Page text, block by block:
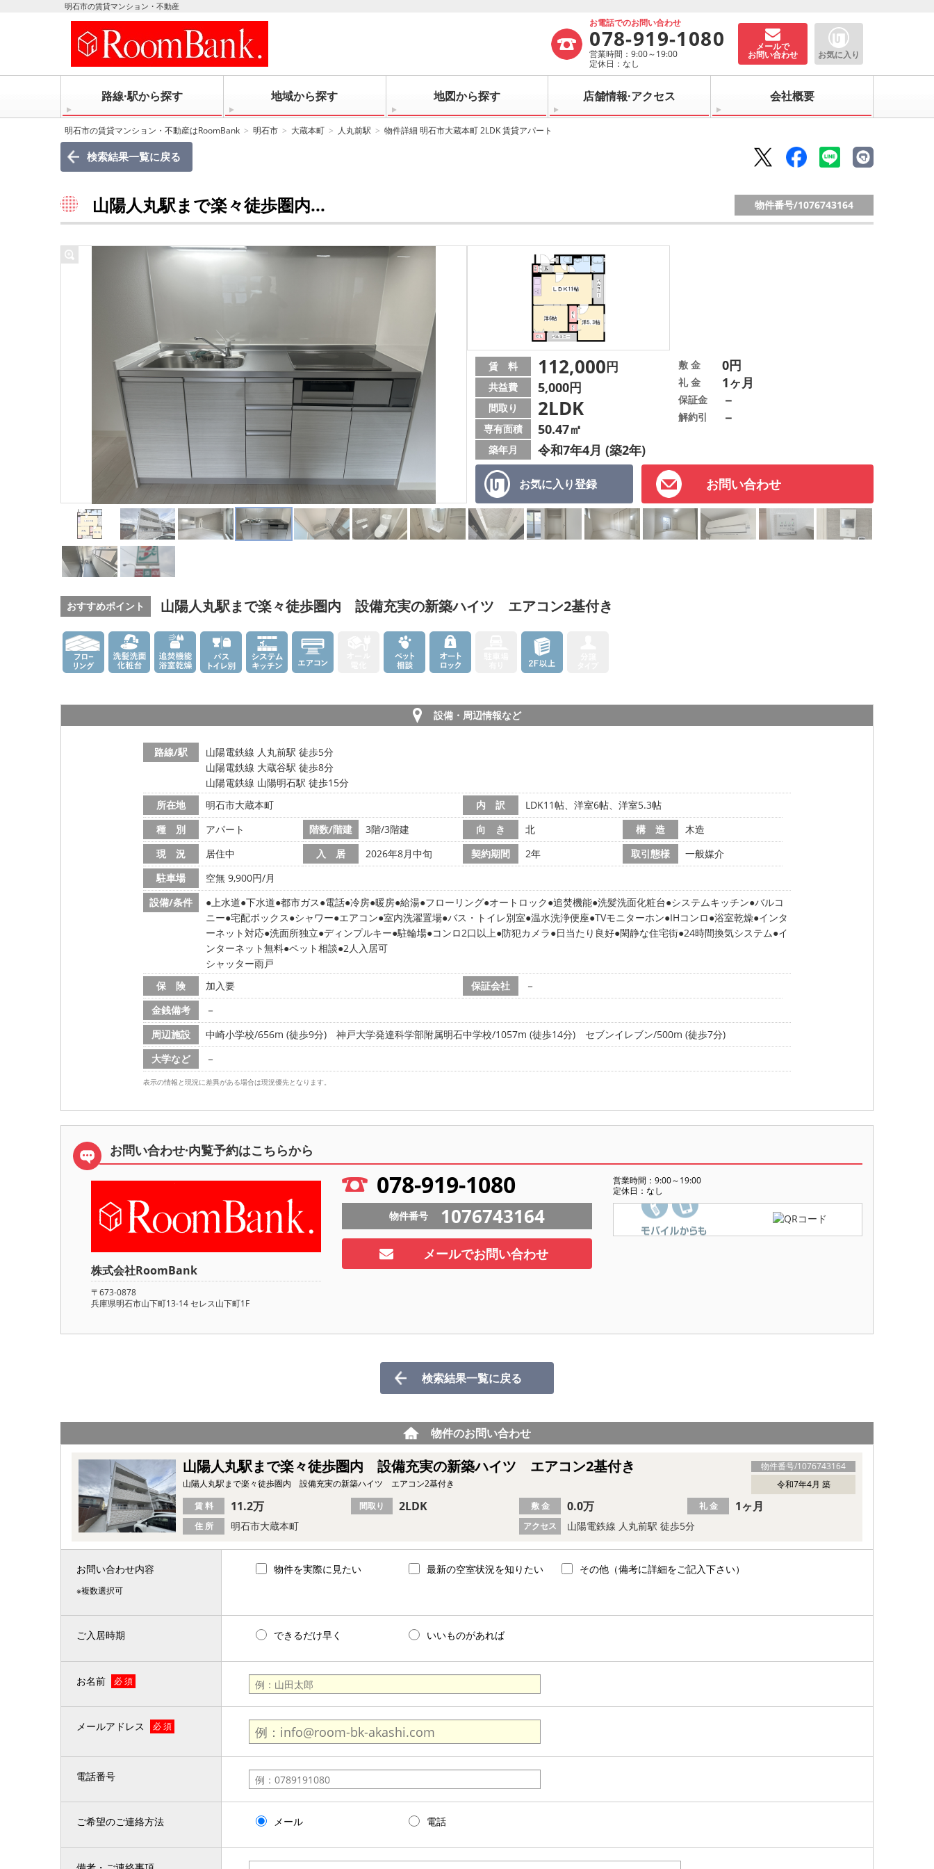
明石市の賃貸マンション・不動産
お電話でのお問い合わせ
078-919-1080
営業時間：9:00～19:00
定休日：なし
メールで
お問い合わせ お気に入り
路線·駅から探す 地域から探す 地図から探す 店舗情報·アクセス 会社概要
明石市の賃貸マンション・不動産はRoomBank 明石市 大蔵本町 人丸前駅 物件詳細 明石市大蔵本町 2LDK 賃貸アパート
検索結果一覧に戻る
山陽人丸駅まで楽々徒歩圏内... 物件番号/1076743164
お気に入り登録 お問い合わせ
賃 料 112,000円
共益費 5,000円
間取り 2LDK
専有面積 50.47㎡
築年月 令和7年4月 (築2年)
敷 金 0円
礼 金 1ヶ月
保証金 －
解約引 －
おすすめポイント 山陽人丸駅まで楽々徒歩圏内 設備充実の新築ハイツ エアコン2基付き
設備・周辺情報など
路線/駅
山陽電鉄線 人丸前駅 徒歩5分
山陽電鉄線 大蔵谷駅 徒歩8分
山陽電鉄線 山陽明石駅 徒歩15分
所在地
明石市大蔵本町 内 訳
LDK11帖、洋室6帖、洋室5.3帖
種 別
アパート 階数/階建 3階/3階建 向 き 北 構 造
木造
現 況
居住中 入 居 2026年8月中旬 契約期間 2年 取引態様
一般媒介
駐車場
空無 9,900円/月
設備/条件
上水道 下水道 都市ガス 電話 冷房 暖房 給湯 フローリング オートロック 追焚機能 洗髪洗面化粧台 システムキッチン バルコ
ニー 宅配ボックス シャワー エアコン 室内洗濯置場 バス・トイレ別室 温水洗浄便座 TVモニターホン IHコンロ 浴室乾燥 インタ
ーネット対応 洗面所独立 ディンプルキー 駐輪場 コンロ2口以上 防犯カメラ 日当たり良好 閑静な住宅街 24時間換気システム イ
ンターネット無料 ペット相談 2人入居可
シャッター雨戸
保 険
加入要 保証会社
－
金銭備考
－
周辺施設
中崎小学校/656m (徒歩9分) 神戸大学発達科学部附属明石中学校/1057m (徒歩14分)
セブンイレブン/500m (徒歩7分)
大学など
－
表示の情報と現況に差異がある場合は現況優先となります。
お問い合わせ·内覧予約はこちらから
株式会社RoomBank
〒673-0878
兵庫県明石市山下町13-14 セレス山下町1F
078-919-1080
営業時間：9:00～19:00
定休日：なし
物件番号 1076743164
メールでお問い合わせ
検索結果一覧に戻る
物件のお問い合わせ
物件番号/1076743164
山陽人丸駅まで楽々徒歩圏内 設備充実の新築ハイツ エアコン2基付き
令和7年4月 築
山陽人丸駅まで楽々徒歩圏内 設備充実の新築ハイツ エアコン2基付き
住 所 明石市大蔵本町 アクセス 山陽電鉄線 人丸前駅 徒歩5分
賃 料 11.2万 間取り 2LDK 敷 金 0.0万 礼 金 1ヶ月
お問い合わせ内容
※複数選択可
物件を実際に見たい 最新の空室状況を知りたい その他（備考に詳細をご記入下さい）
ご入居時期 できるだけ早く いいものがあれば
お名前 必 須
メールアドレス 必 須
電話番号
ご希望のご連絡方法 メール 電話